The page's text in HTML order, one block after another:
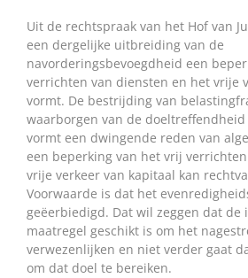
Uit de rechtspraak van het Hof van
een dergelijke uitbreiding van de
navorderingsbevoegdheid een
verrichten van diensten en het vrije
vormt. De bestrijding van
waarborgen van de
vormt een dwingende reden van
een beperking van het vrij
vrije verkeer van kapitaal kan
Voorwaarde is dat het
geëerbiedigd. Dat wil zeggen dat de
maatregel geschikt is om het
verwezenlijken en niet verder gaat
om dat doel te bereiken.